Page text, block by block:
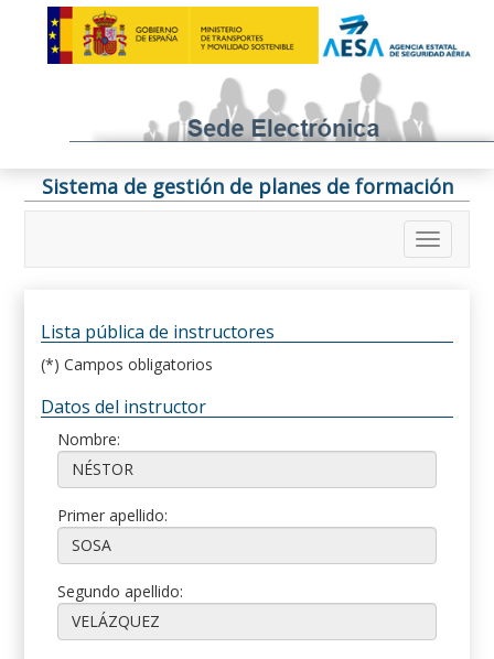
Sistema de gestión de planes de formación
Lista pública de instructores
(*) Campos obligatorios
Datos del instructor
Nombre:
Primer apellido:
Segundo apellido: